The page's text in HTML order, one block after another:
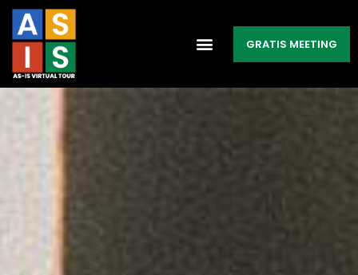
GRATIS MEETING